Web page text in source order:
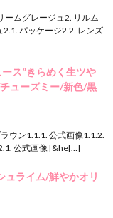
ームグレージュ2. リルム
パッケージ2.2. レンズ
ス”きらめく生ツや
ューズミー/新色/黒
ウン1.1.1. 公式画像1.1.2.
公式画像 [&he[…]
ュライム/鮮やかオリ